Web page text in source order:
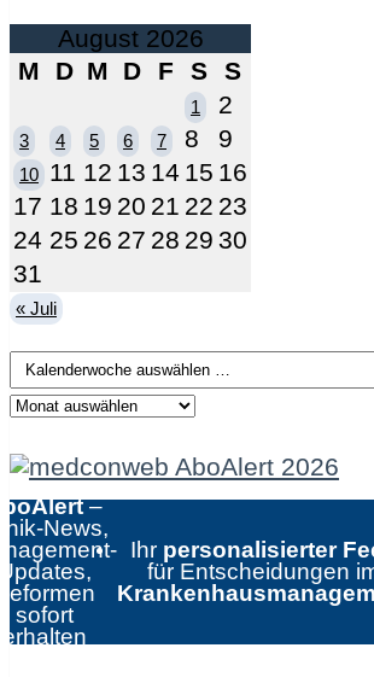
August 2026
M
D M D F S S
1 2
3 4 5 6 7 8 9
10 11 12 13 14 15 16
17 18 19 20 21 22 23
24 25 26 27 28 29 30
31
« Juli
–
News,
sofort
erhalten
Ihr personalisierter
für Entscheidungen